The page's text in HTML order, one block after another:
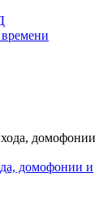
домофонии и